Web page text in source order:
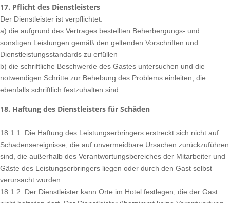
17. Pflicht des Dienstleisters
Der Dienstleister ist verpflichtet:
a) die aufgrund des Vertrages bestellten Beherbergungs- und
sonstigen Leistungen gemäß den geltenden Vorschriften und
Dienstleistungsstandards zu erfüllen
b) die schriftliche Beschwerde des Gastes untersuchen und die
notwendigen Schritte zur Behebung des Problems einleiten, die
ebenfalls schriftlich festzuhalten sind
18. Haftung des Dienstleisters für Schäden
18.1.1. Die Haftung des Leistungserbringers erstreckt sich nicht auf
Schadensereignisse, die auf unvermeidbare Ursachen zurückzuführen
sind, die außerhalb des Verantwortungsbereiches der Mitarbeiter und
Gäste des Leistungserbringers liegen oder durch den Gast selbst
verursacht wurden.
18.1.2. Der Dienstleister kann Orte im Hotel festlegen, die der Gast